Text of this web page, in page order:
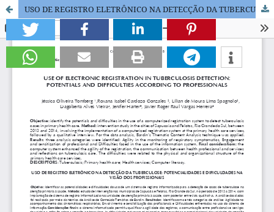
USO DE REGISTRO ELETRÔNICO NA DETECÇÃO DA TUBERCULOSE: POTENCIALIDADES E DIFICULDADES NA VISÃO DOS PROFISSIONAIS